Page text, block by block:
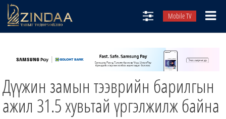
Mobile TV
ТВ8
ӨГЛӨӨНИЙ СОНИН
АУДИО ЗОХИОЛ
Дүүжин замын тээврийн барилгын
ажил 31.5 хувьтай үргэлжилж байна